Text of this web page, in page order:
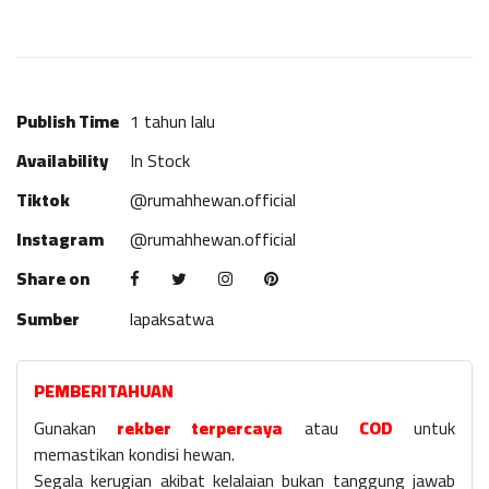
Publish Time 1 tahun lalu
Availability
In Stock
Tiktok
@rumahhewan.official
Instagram
@rumahhewan.official
Share on
Sumber
lapaksatwa
PEMBERITAHUAN
Gunakan rekber terpercaya atau COD untuk
memastikan kondisi hewan.
Segala kerugian akibat kelalaian bukan tanggung jawab